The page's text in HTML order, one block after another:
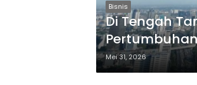
Bisnis
Di Tengah
Mei 31, 2026